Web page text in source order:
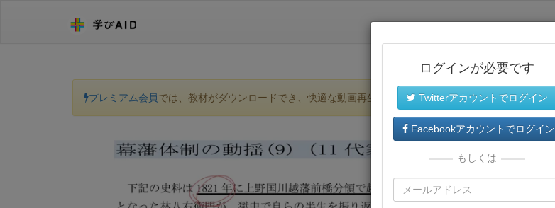
プレミアム会員では、教材がダウンロードでき、快適な動画再生環境が提供されます。
ログインが必要です
Twitterアカウントでログイン
Facebookアカウントでログイン
もしくは